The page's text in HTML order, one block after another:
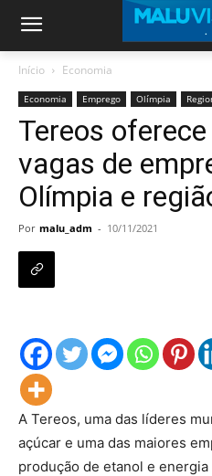
Início Economia
Economia Emprego Olímpia
Tereos
vagas de
Olímpia e
Por malu_adm - 10/11/2021
A Tereos, uma das líderes
açúcar e uma das maiores
produção de etanol e